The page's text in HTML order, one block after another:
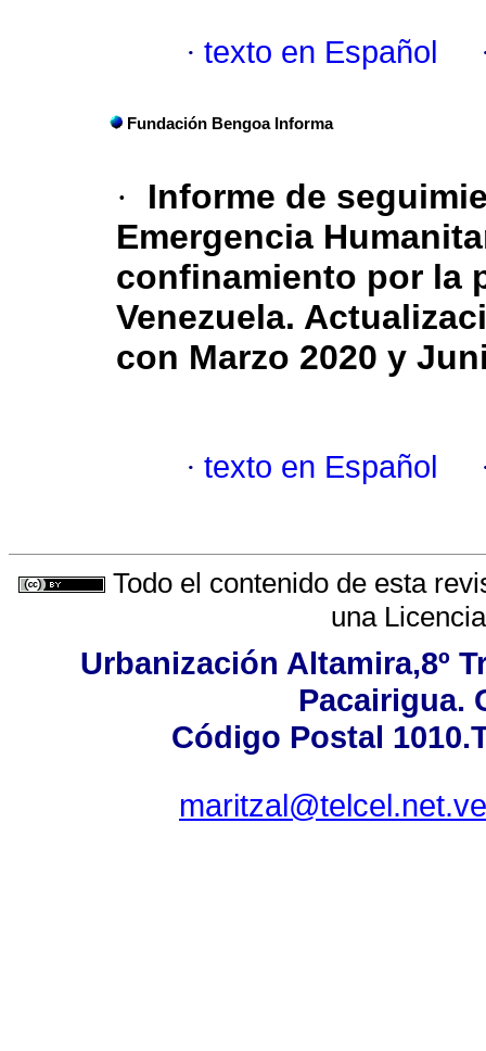
· texto en Español
Fundación Bengoa Informa
·
Informe de
Emergencia
confinamiento por la
Venezuela.
con Marzo 2020 y
· texto en Español
Todo el contenido de esta
una
Urbanización Altamira,8º
Pacairigua.
Código Postal